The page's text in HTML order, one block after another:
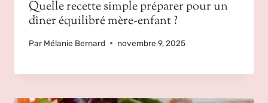
Quelle recette simple préparer pour un
dîner équilibré mère-enfant ?
Par Mélanie Bernard novembre 9, 2025